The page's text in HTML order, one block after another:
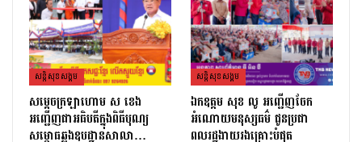
សន្តិសុខសង្គម
សម្ដេចក្រឡាហោម ស ខេង
អញ្ជើញជាអធិបតីក្នុងពិធីបុណ្យ
សម្ពោធឆ្លងឧបដ្ឋានសាលា…
សន្តិសុខសង្គម
ឯកឧត្តម សុខ លូ អញ្ជើញចែក
អំណោយមនុស្សធម៌ ជូនប្រជា
ពលរដ្ឋងាយរងគ្រោះបំផុត